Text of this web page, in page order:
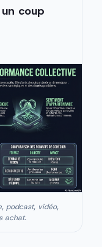
coup
podcast, vidéo,
achat.